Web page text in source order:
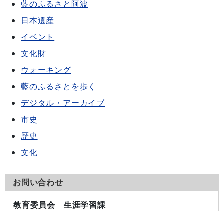
藍のふるさと阿波
日本遺産
イベント
文化財
ウォーキング
藍のふるさとを歩く
デジタル・アーカイブ
市史
歴史
文化
お問い合わせ
教育委員会 生涯学習課